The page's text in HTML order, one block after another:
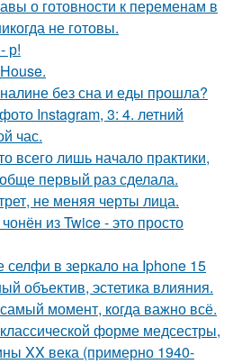
о готовности к переменам в
не готовы.
р!
без сна и еды прошла?
Instagram, 3: 4. летний
час.
всего лишь начало практики,
первый раз сделала.
не меняя черты лица.
из Twice - это просто
селфи в зеркало на Iphone 15
объектив, эстетика влияния.
момент, когда важно всё.
форме медсестры,
XX века (примерно 1940-